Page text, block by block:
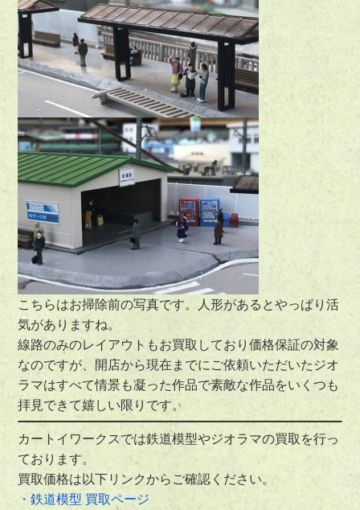
こちらはお掃除前の写真です。人形があるとやっぱり活
気がありますね。
線路のみのレイアウトもお買取しており価格保証の対象
なのですが、開店から現在までにご依頼いただいたジオ
ラマはすべて情景も凝った作品で素敵な作品をいくつも
拝見できて嬉しい限りです。
カートイワークスでは鉄道模型やジオラマの買取を行っ
ております。
買取価格は以下リンクからご確認ください。
・鉄道模型 買取ページ